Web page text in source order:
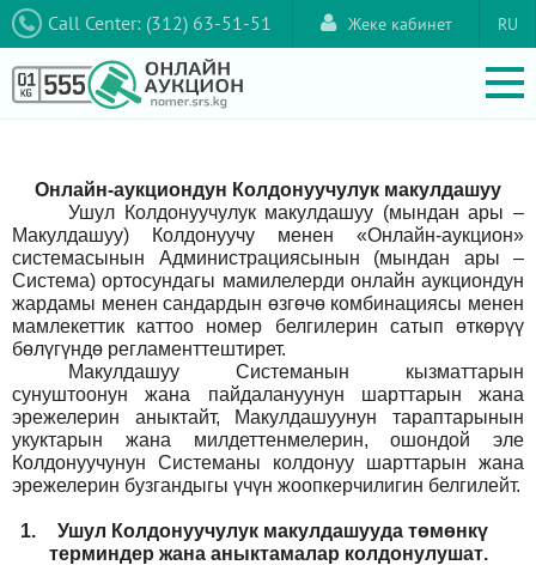
Call Center: (312) 63-51-51 RU
Жеке кабинет
Онлайн-аукциондун Колдонуучулук макулдашуу
Ушул Колдонуучулук макулдашуу (мындан ары –
Макулдашуу) Колдонуучу менен «Онлайн-аукцион»
системасынын Администрациясынын (мындан ары –
Система) ортосундагы мамилелерди онлайн аукциондун
жардамы менен сандардын өзгөчө комбинациясы менен
мамлекеттик каттоо номер белгилерин сатып өткөрүү
бөлүгүндө регламенттештирет.
Макулдашуу Системанын кызматтарын
сунуштоонун жана пайдалануунун шарттарын жана
эрежелерин аныктайт, Макулдашуунун тараптарынын
укуктарын жана милдеттенмелерин, ошондой эле
Колдонуучунун Системаны колдонуу шарттарын жана
эрежелерин бузгандыгы үчүн жоопкерчилигин белгилейт.
1.
Ушул Колдонуучулук макулдашууда төмөнкү
терминдер жана аныктамалар колдонулушат.